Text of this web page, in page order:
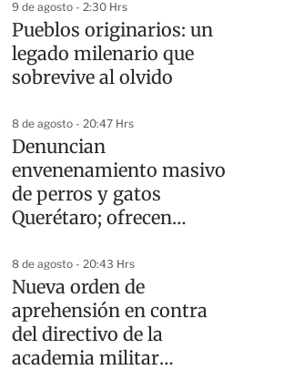
9 de agosto - 2:30 Hrs
Pueblos originarios: un
legado milenario que
sobrevive al olvido
8 de agosto - 20:47 Hrs
Denuncian
envenenamiento masivo
de perros y gatos
Querétaro; ofrecen
responsable
8 de agosto - 20:43 Hrs
Nueva orden de
aprehensión en contra
del directivo de la
academia militar